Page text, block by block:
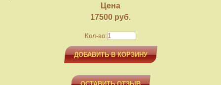
Цена
17500 руб.
Кол-во:
ДОБАВИТЬ В КОРЗИНУ